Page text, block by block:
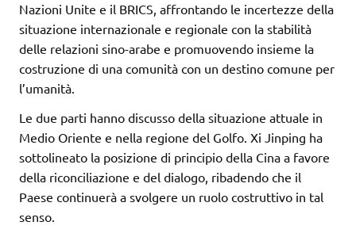
Nazioni Unite e il BRICS, affrontando le incertezze della
situazione internazionale e regionale con la stabilità
delle relazioni sino-arabe e promuovendo insieme la
costruzione di una comunità con un destino comune per
l’umanità.
Le due parti hanno discusso della situazione attuale in
Medio Oriente e nella regione del Golfo. Xi Jinping ha
sottolineato la posizione di principio della Cina a favore
della riconciliazione e del dialogo, ribadendo che il
Paese continuerà a svolgere un ruolo costruttivo in tal
senso.